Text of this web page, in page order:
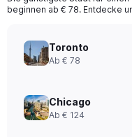
beginnen ab € 78. Entdecke
Toronto
Ab € 78
Chicago
Ab € 124